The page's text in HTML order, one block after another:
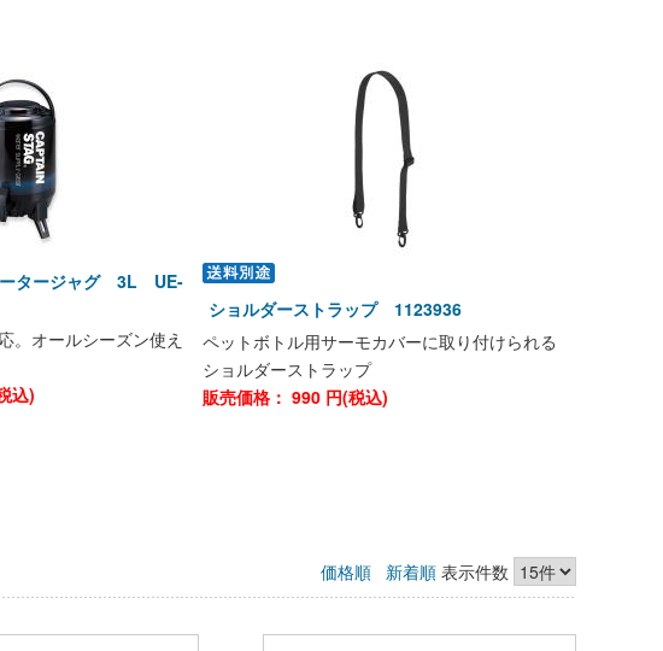
ータージャグ 3L UE-
。オールシーズン使え
込)
ショルダーストラップ 1123936
ペットボトル用サーモカバーに取り付けられる
ショルダーストラップ
販売価格： 990 円(税込)
価格順 新着順 表示件数